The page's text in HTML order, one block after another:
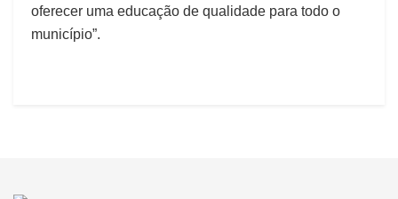
oferecer uma educação de qualidade para todo o
município”.